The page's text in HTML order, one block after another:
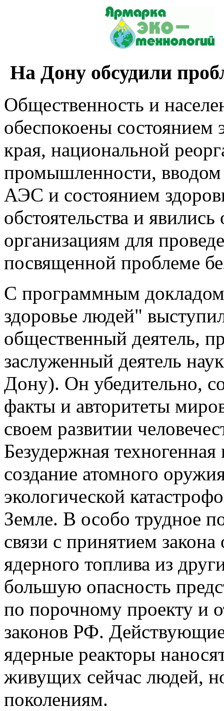
На Дону обсудили
Общественность и
обеспокоены состоянием
края, национальной
промышленности, вводом
АЭС и состоянием
обстоятельства и
организациям для
посвященной проблеме
С программным
здоровье людей"
общественный деятель,
заслуженный деятель
Дону). Он убедительно,
факты и авторитеты
своем развитии
Безудержная
создание атомного
экологической
Земле. В особо трудное
связи с принятием закона
ядерного топлива из
большую опасность
по порочному проекту и
законов РФ.
ядерные реакторы
живущих сейчас людей,
поколениям.